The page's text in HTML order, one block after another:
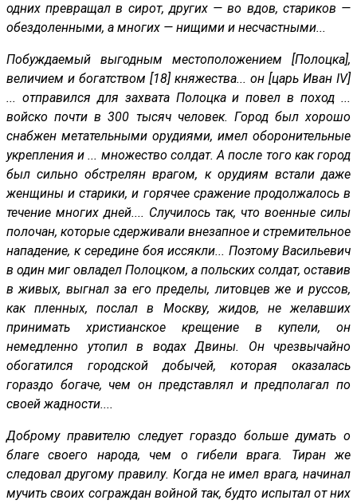
одних превращал в сирот, других — во вдов, стариков —
обездоленными, а многих — нищими и несчастными...
Побуждаемый выгодным местоположением [Полоцка],
величием и богатством [18] княжества... он [царь Иван IV]
... отправился для захвата Полоцка и повел в поход ...
войско почти в 300 тысяч человек. Город был хорошо
снабжен метательными орудиями, имел оборонительные
укрепления и ... множество солдат. А после того как город
был сильно обстрелян врагом, к орудиям встали даже
женщины и старики, и горячее сражение продолжалось в
течение многих дней.... Случилось так, что военные силы
полочан, которые сдерживали внезапное и стремительное
нападение, к середине боя иссякли... Поэтому Васильевич
в один миг овладел Полоцком, а польских солдат, оставив
в живых, выгнал за его пределы, литовцев же и руссов,
как пленных, послал в Москву, жидов, не желавших
принимать христианское крещение в купели, он
немедленно утопил в водах Двины. Он чрезвычайно
обогатился городской добычей, которая оказалась
гораздо богаче, чем он представлял и предполагал по
своей жадности....
Доброму правителю следует гораздо больше думать о
благе своего народа, чем о гибели врага. Тиран же
следовал другому правилу. Когда не имел врага, начинал
мучить своих сограждан войной так, будто испытал от них